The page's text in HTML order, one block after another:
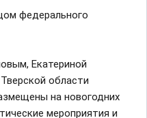
федерального
Екатериной
области
на новогодних
мероприятия и